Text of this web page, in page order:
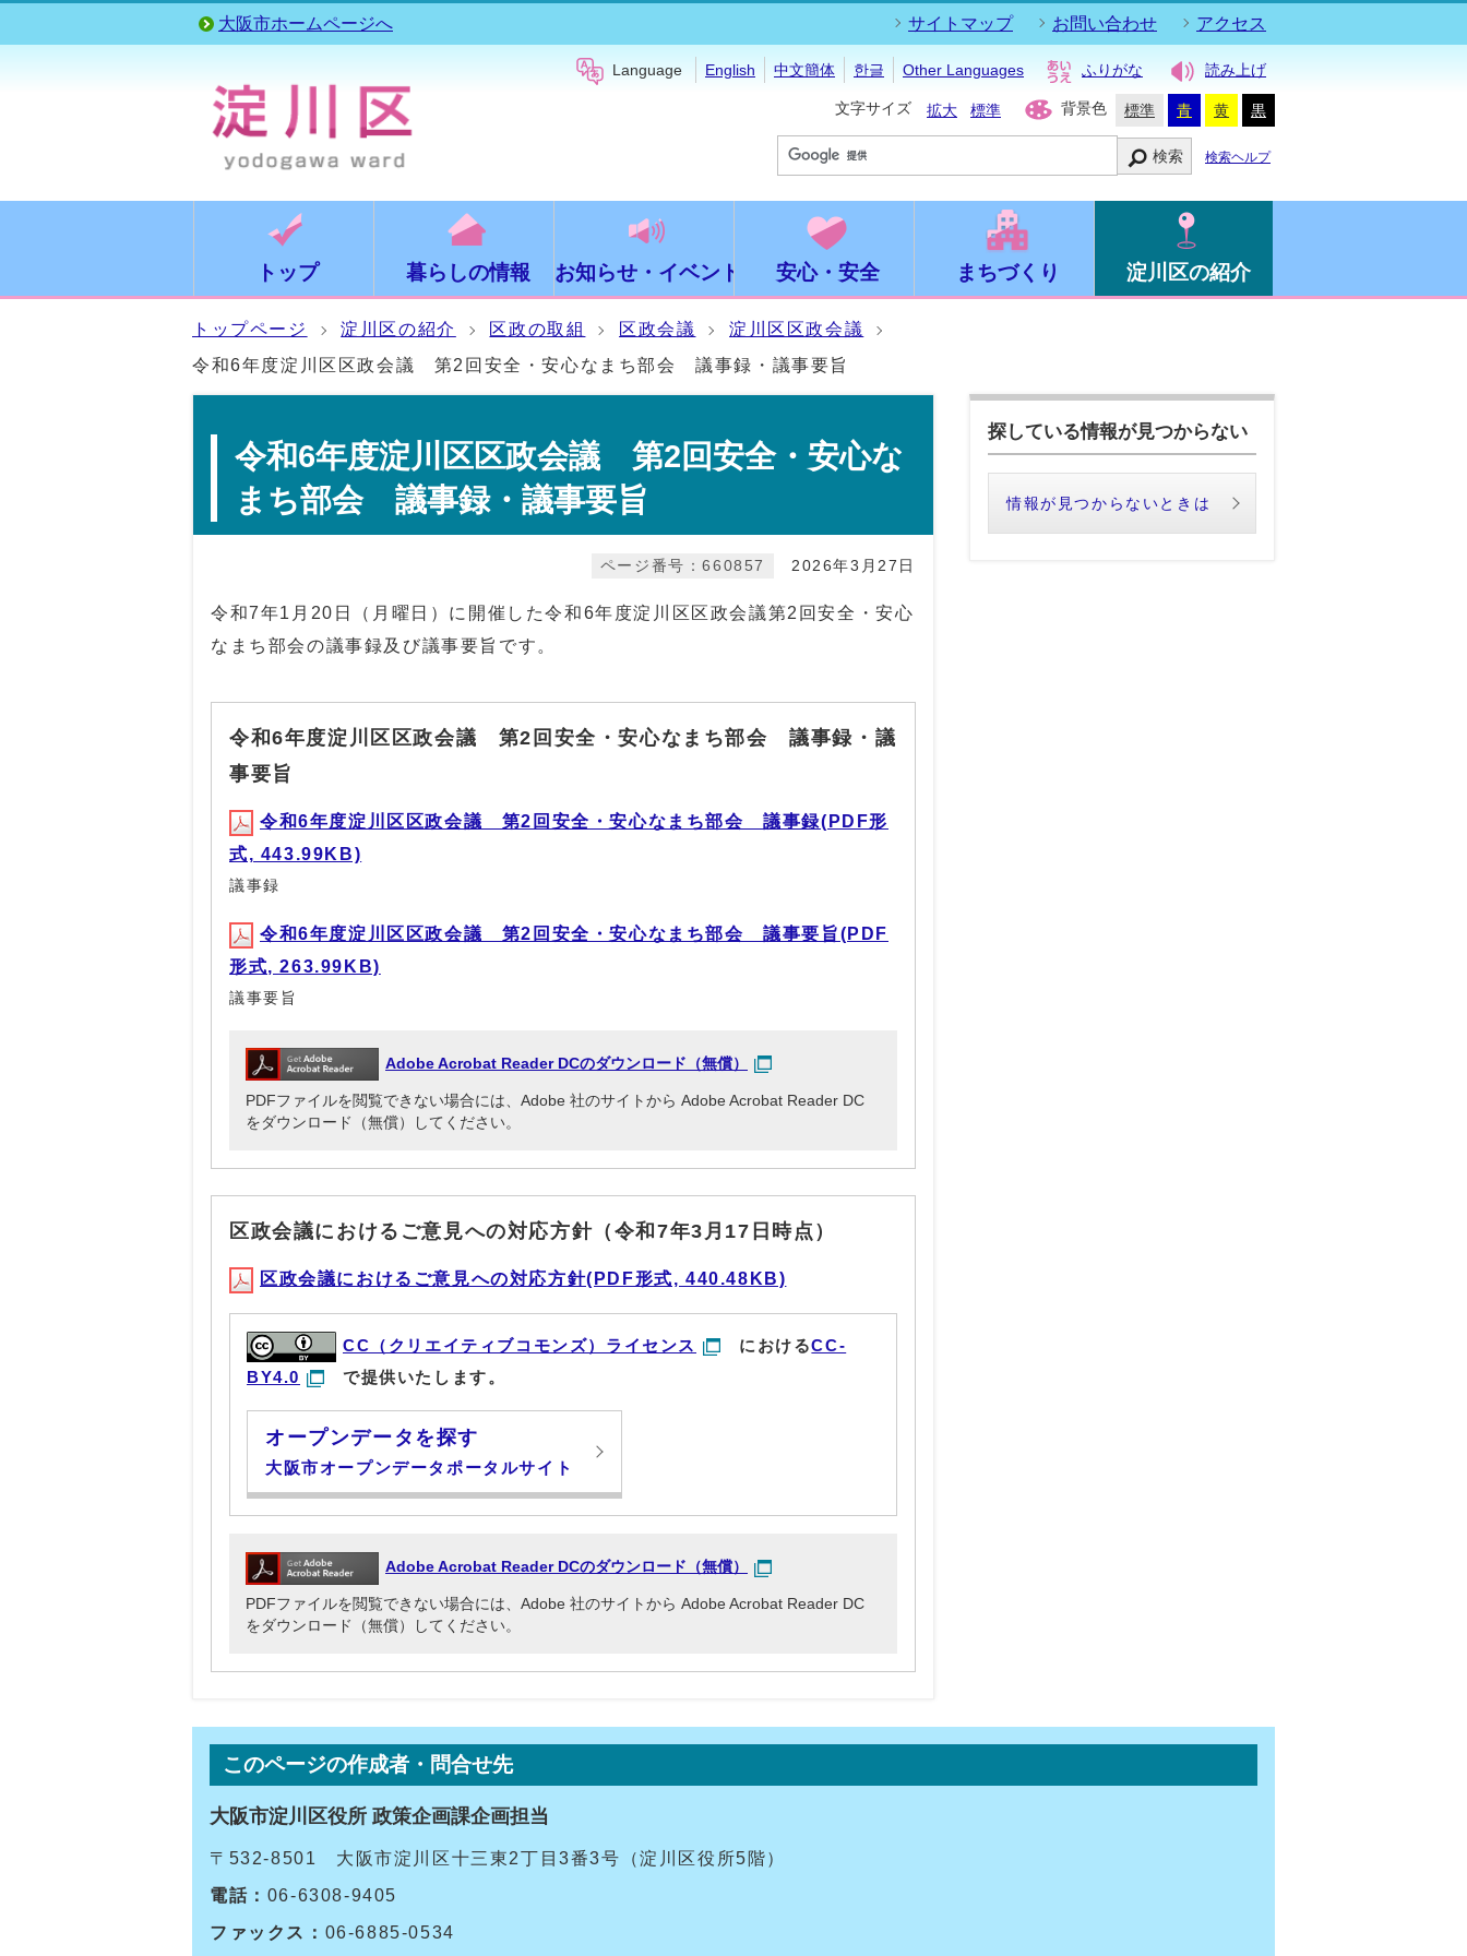
大阪市ホームページへ サイトマップ お問い合わせ アクセス
Language English 中文簡体 한글 Other Languages ふりがな 読み上げ
文字サイズ 拡大 標準 背景色 標準 青 黄 黒
検索 検索ヘルプ
トップ 暮らしの情報 お知らせ・イベント 安心・安全 まちづくり 淀川区の紹介
トップページ 淀川区の紹介 区政の取組 区政会議
淀川区区政会議
令和6年度淀川区区政会議 第2回安全・安心なまち部会 議事録・議事要旨
令和6年度淀川区区政会議 第2回安全・安心な
まち部会 議事録・議事要旨
2026年3月27日
ページ番号：660857
令和7年1月20日（月曜日）に開催した令和6年度淀川区区政会議第2回安全・安心
なまち部会の議事録及び議事要旨です。
令和6年度淀川区区政会議 第2回安全・安心なまち部会 議事録・議
事要旨
令和6年度淀川区区政会議 第2回安全・安心なまち部会 議事録(PDF形
式, 443.99KB)
議事録
令和6年度淀川区区政会議 第2回安全・安心なまち部会 議事要旨(PDF
形式, 263.99KB)
議事要旨
Adobe Acrobat Reader DCのダウンロード（無償）
PDFファイルを閲覧できない場合には、Adobe 社のサイトから Adobe Acrobat Reader DC
をダウンロード（無償）してください。
区政会議におけるご意見への対応方針（令和7年3月17日時点）
区政会議におけるご意見への対応方針(PDF形式, 440.48KB)
CC（クリエイティブコモンズ）ライセンス におけるCC-
BY4.0
で提供いたします。
オープンデータを探す
大阪市オープンデータポータルサイト
Adobe Acrobat Reader DCのダウンロード（無償）
PDFファイルを閲覧できない場合には、Adobe 社のサイトから Adobe Acrobat Reader DC
をダウンロード（無償）してください。
探している情報が見つからない
情報が見つからないときは
このページの作成者・問合せ先
大阪市淀川区役所 政策企画課企画担当
〒532-8501 大阪市淀川区十三東2丁目3番3号（淀川区役所5階）
電話： 06-6308-9405
ファックス： 06-6885-0534